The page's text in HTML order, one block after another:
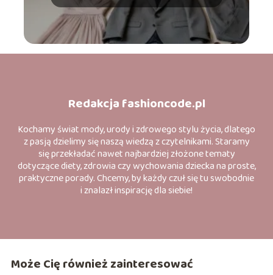
Redakcja fashioncode.pl
Kochamy świat mody, urody i zdrowego stylu życia, dlatego
z pasją dzielimy się naszą wiedzą z czytelnikami. Staramy
się przekładać nawet najbardziej złożone tematy
dotyczące diety, zdrowia czy wychowania dziecka na proste,
praktyczne porady. Chcemy, by każdy czuł się tu swobodnie
i znalazł inspirację dla siebie!
Może Cię również zainteresować